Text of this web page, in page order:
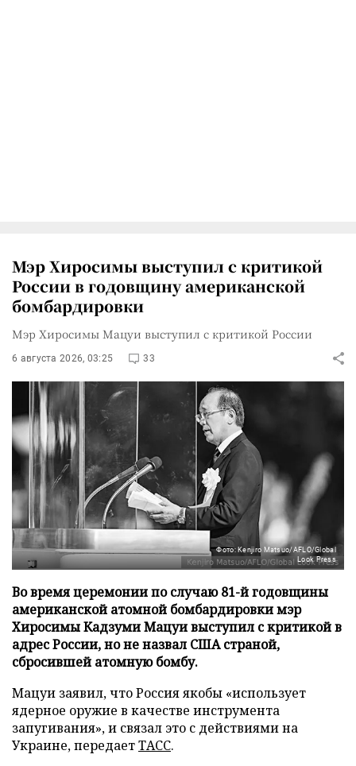
Мэр Хиросимы выступил с критикой
России в годовщину американской
бомбардировки
Мэр Хиросимы Мацуи выступил с критикой России
6 августа 2026, 03:25 33
Фото: Kenjiro Matsuo/AFLO/Global
Look Press
Во время церемонии по случаю 81-й годовщины
американской атомной бомбардировки мэр
Хиросимы Кадзуми Мацуи выступил с критикой в
адрес России, но не назвал США страной,
сбросившей атомную бомбу.
Мацуи заявил, что Россия якобы «использует
ядерное оружие в качестве инструмента
запугивания», и связал это с действиями на
Украине, передаетТАСС.